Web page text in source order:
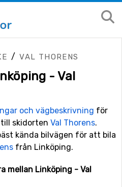
/VAL THORENS
- Val
och vägbeskrivning för
skidorten Val Thorens.
kända bilvägen för att bila
från Linköping.
mellan Linköping - Val